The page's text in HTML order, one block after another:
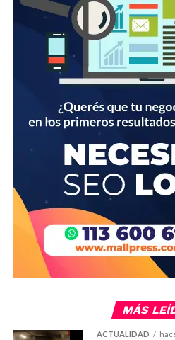
MÁS
ACTUALIDAD